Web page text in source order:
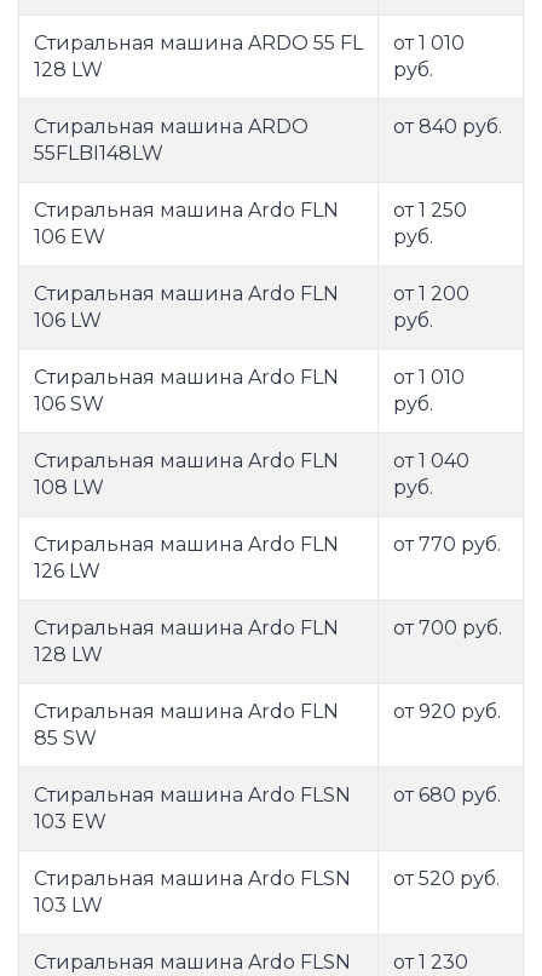
Стиральная машина ARDO 55 FL
128 LW
от 1 010
руб.
Стиральная машина ARDO
55FLBI148LW
от 840 руб.
Стиральная машина Ardo FLN
106 EW
от 1 250
руб.
Стиральная машина Ardo FLN
106 LW
от 1 200
руб.
Стиральная машина Ardo FLN
106 SW
от 1 010
руб.
Стиральная машина Ardo FLN
108 LW
от 1 040
руб.
Стиральная машина Ardo FLN
126 LW
от 770 руб.
Стиральная машина Ardo FLN
128 LW
от 700 руб.
Стиральная машина Ardo FLN
85 SW
от 920 руб.
Стиральная машина Ardo FLSN
103 EW
от 680 руб.
Стиральная машина Ardo FLSN
103 LW
от 520 руб.
Стиральная машина Ardo FLSN
от 1 230